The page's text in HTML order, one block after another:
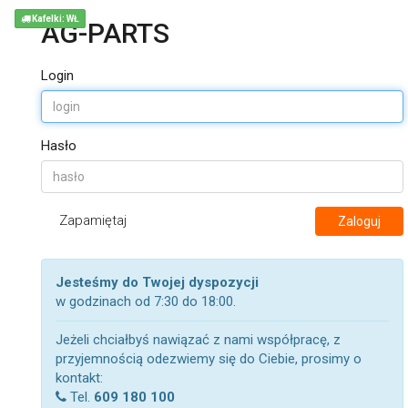
AG-PARTS
Login
Hasło
Zapamiętaj Zaloguj
Jesteśmy do Twojej dyspozycji
w godzinach od 7:30 do 18:00.
Jeżeli chciałbyś nawiązać z nami współpracę, z
przyjemnością odezwiemy się do Ciebie, prosimy o
kontakt:
Tel. 609 180 100
Kafelki: WŁ